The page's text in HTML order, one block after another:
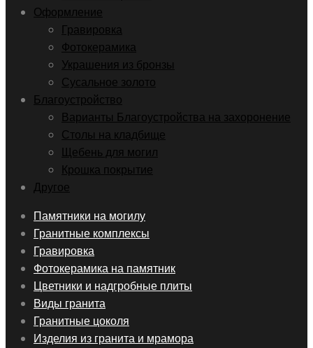
Оформление
Гравировка
Фотокерамика
Украшения из бронзы
Сусальное золото
Благоустройство
Варианты Благоустройства на захоронение
Столы на кладбище
Щебень для могил
Крошка покрытие
Другое
Skip
content
Памятники на могилу
Гранитные комплексы
Гравировка
Фотокерамика на памятник
Цветники и надгробные плиты
Виды гранита
Гранитные цоколя
Изделия из гранита и мрамора